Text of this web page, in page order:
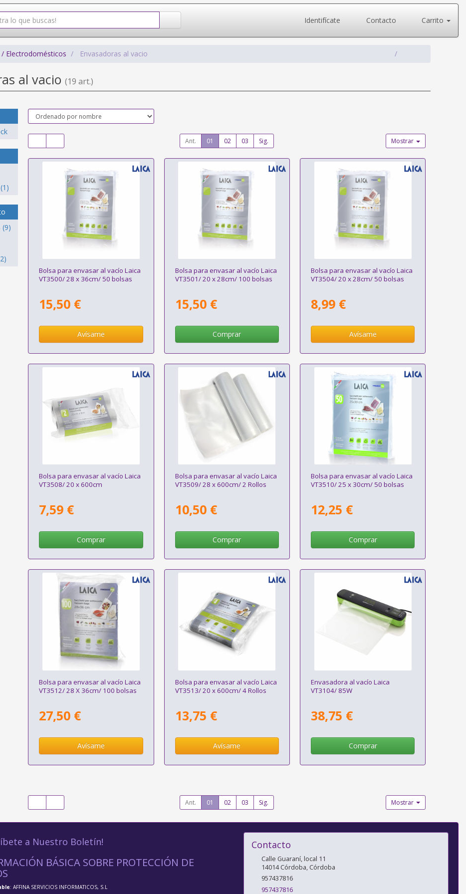
Identifícate Contacto Carrito
/ Electrodomésticos Envasadoras al vacio
al vacio (19 art.)
(9)
Ant. 01 02 03 Sig. Mostrar
Bolsa para envasar al vacío Laica
VT3500/ 28 x 36cm/ 50 bolsas
15,50 €
Avísame
Bolsa para envasar al vacío Laica
VT3501/ 20 x 28cm/ 100 bolsas
15,50 €
Comprar
Bolsa para envasar al vacío Laica
VT3504/ 20 x 28cm/ 50 bolsas
8,99 €
Avísame
Bolsa para envasar al vacío Laica
VT3508/ 20 x 600cm
7,59 €
Comprar
Bolsa para envasar al vacío Laica
VT3509/ 28 x 600cm/ 2 Rollos
10,50 €
Comprar
Bolsa para envasar al vacío Laica
VT3510/ 25 x 30cm/ 50 bolsas
12,25 €
Comprar
Bolsa para envasar al vacío Laica
VT3512/ 28 X 36cm/ 100 bolsas
27,50 €
Avísame
Bolsa para envasar al vacío Laica
VT3513/ 20 x 600cm/ 4 Rollos
13,75 €
Avísame
Envasadora al vacío Laica
VT3104/ 85W
38,75 €
Comprar
Ant. 01 02 03 Sig. Mostrar
a Nuestro Boletín!
BÁSICA SOBRE PROTECCIÓN DE
: AFFINA SERVICIOS INFORMATICOS, S.L
Contacto
Calle Guaraní, local 11
14014 Córdoba, Córdoba
957437816
957437816